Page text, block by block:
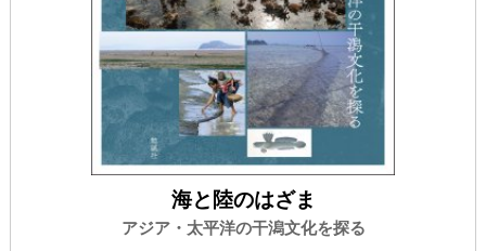
海と陸のはざま
アジア・太平洋の干潟文化を探る